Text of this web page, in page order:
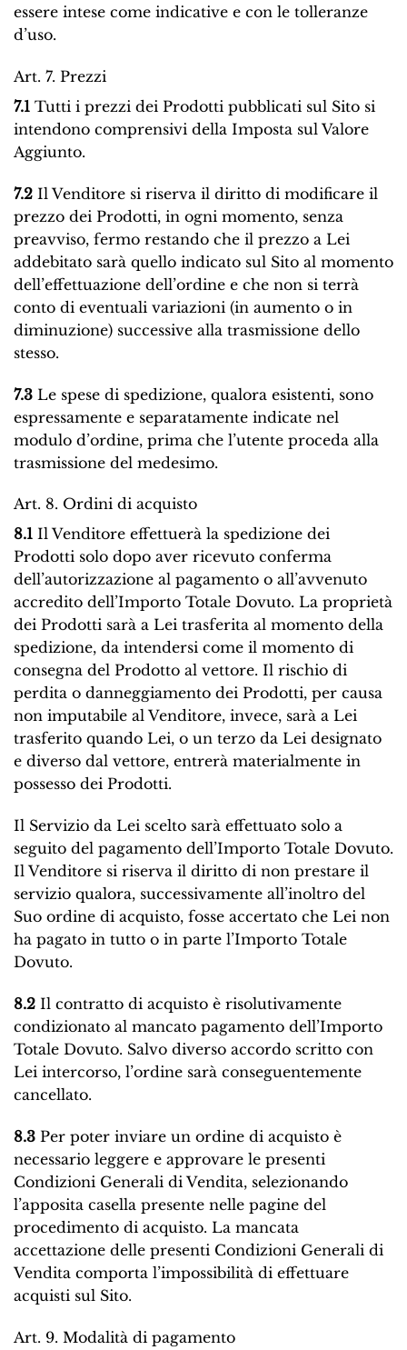
essere intese come indicative e con le tolleranze
d’uso.
Art. 7. Prezzi
7.1 Tutti i prezzi dei Prodotti pubblicati sul Sito si
intendono comprensivi della Imposta sul Valore
Aggiunto.
7.2 Il Venditore si riserva il diritto di modificare il
prezzo dei Prodotti, in ogni momento, senza
preavviso, fermo restando che il prezzo a Lei
addebitato sarà quello indicato sul Sito al momento
dell’effettuazione dell’ordine e che non si terrà
conto di eventuali variazioni (in aumento o in
diminuzione) successive alla trasmissione dello
stesso.
7.3 Le spese di spedizione, qualora esistenti, sono
espressamente e separatamente indicate nel
modulo d’ordine, prima che l’utente proceda alla
trasmissione del medesimo.
Art. 8. Ordini di acquisto
8.1 Il Venditore effettuerà la spedizione dei
Prodotti solo dopo aver ricevuto conferma
dell’autorizzazione al pagamento o all’avvenuto
accredito dell’Importo Totale Dovuto. La proprietà
dei Prodotti sarà a Lei trasferita al momento della
spedizione, da intendersi come il momento di
consegna del Prodotto al vettore. Il rischio di
perdita o danneggiamento dei Prodotti, per causa
non imputabile al Venditore, invece, sarà a Lei
trasferito quando Lei, o un terzo da Lei designato
e diverso dal vettore, entrerà materialmente in
possesso dei Prodotti.
Il Servizio da Lei scelto sarà effettuato solo a
seguito del pagamento dell’Importo Totale Dovuto.
Il Venditore si riserva il diritto di non prestare il
servizio qualora, successivamente all’inoltro del
Suo ordine di acquisto, fosse accertato che Lei non
ha pagato in tutto o in parte l’Importo Totale
Dovuto.
8.2 Il contratto di acquisto è risolutivamente
condizionato al mancato pagamento dell’Importo
Totale Dovuto. Salvo diverso accordo scritto con
Lei intercorso, l’ordine sarà conseguentemente
cancellato.
8.3 Per poter inviare un ordine di acquisto è
necessario leggere e approvare le presenti
Condizioni Generali di Vendita, selezionando
l’apposita casella presente nelle pagine del
procedimento di acquisto. La mancata
accettazione delle presenti Condizioni Generali di
Vendita comporta l’impossibilità di effettuare
acquisti sul Sito.
Art. 9. Modalità di pagamento